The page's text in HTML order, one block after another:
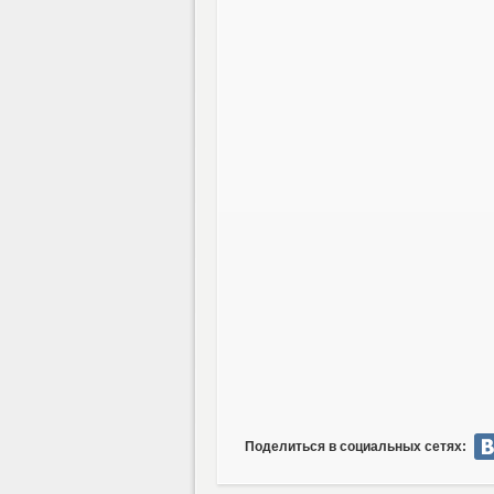
Поделиться в социальных сетях: